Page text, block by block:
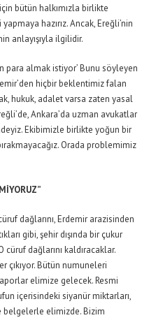
bütün halkımızla birlikte
hazırız. Ancak, Ereğli’nin
anlayışıyla ilgilidir.
para almak istiyor’ Bunu söyleyen
hiçbir beklentimiz falan
hukuk, adalet varsa zaten yasal
Ankara’da uzman avukatlar
Ekibimizle birlikte yoğun bir
Orada problemimiz
dağlarını, Erdemir arazisinden
gibi, şehir dışında bir çukur
dağlarını kaldıracaklar.
çıkıyor. Bütün numuneleri
elimize gelecek. Resmi
içerisindeki siyanür miktarları,
belgelerle elimizde. Bizim